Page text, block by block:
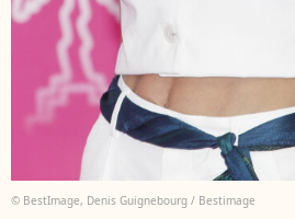
© BestImage, Denis Guignebourg / Bestimage